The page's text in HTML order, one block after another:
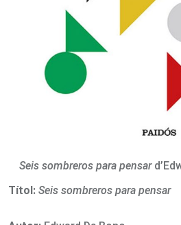
Seis sombreros para pensar
Títol: Seis sombreros para pensar